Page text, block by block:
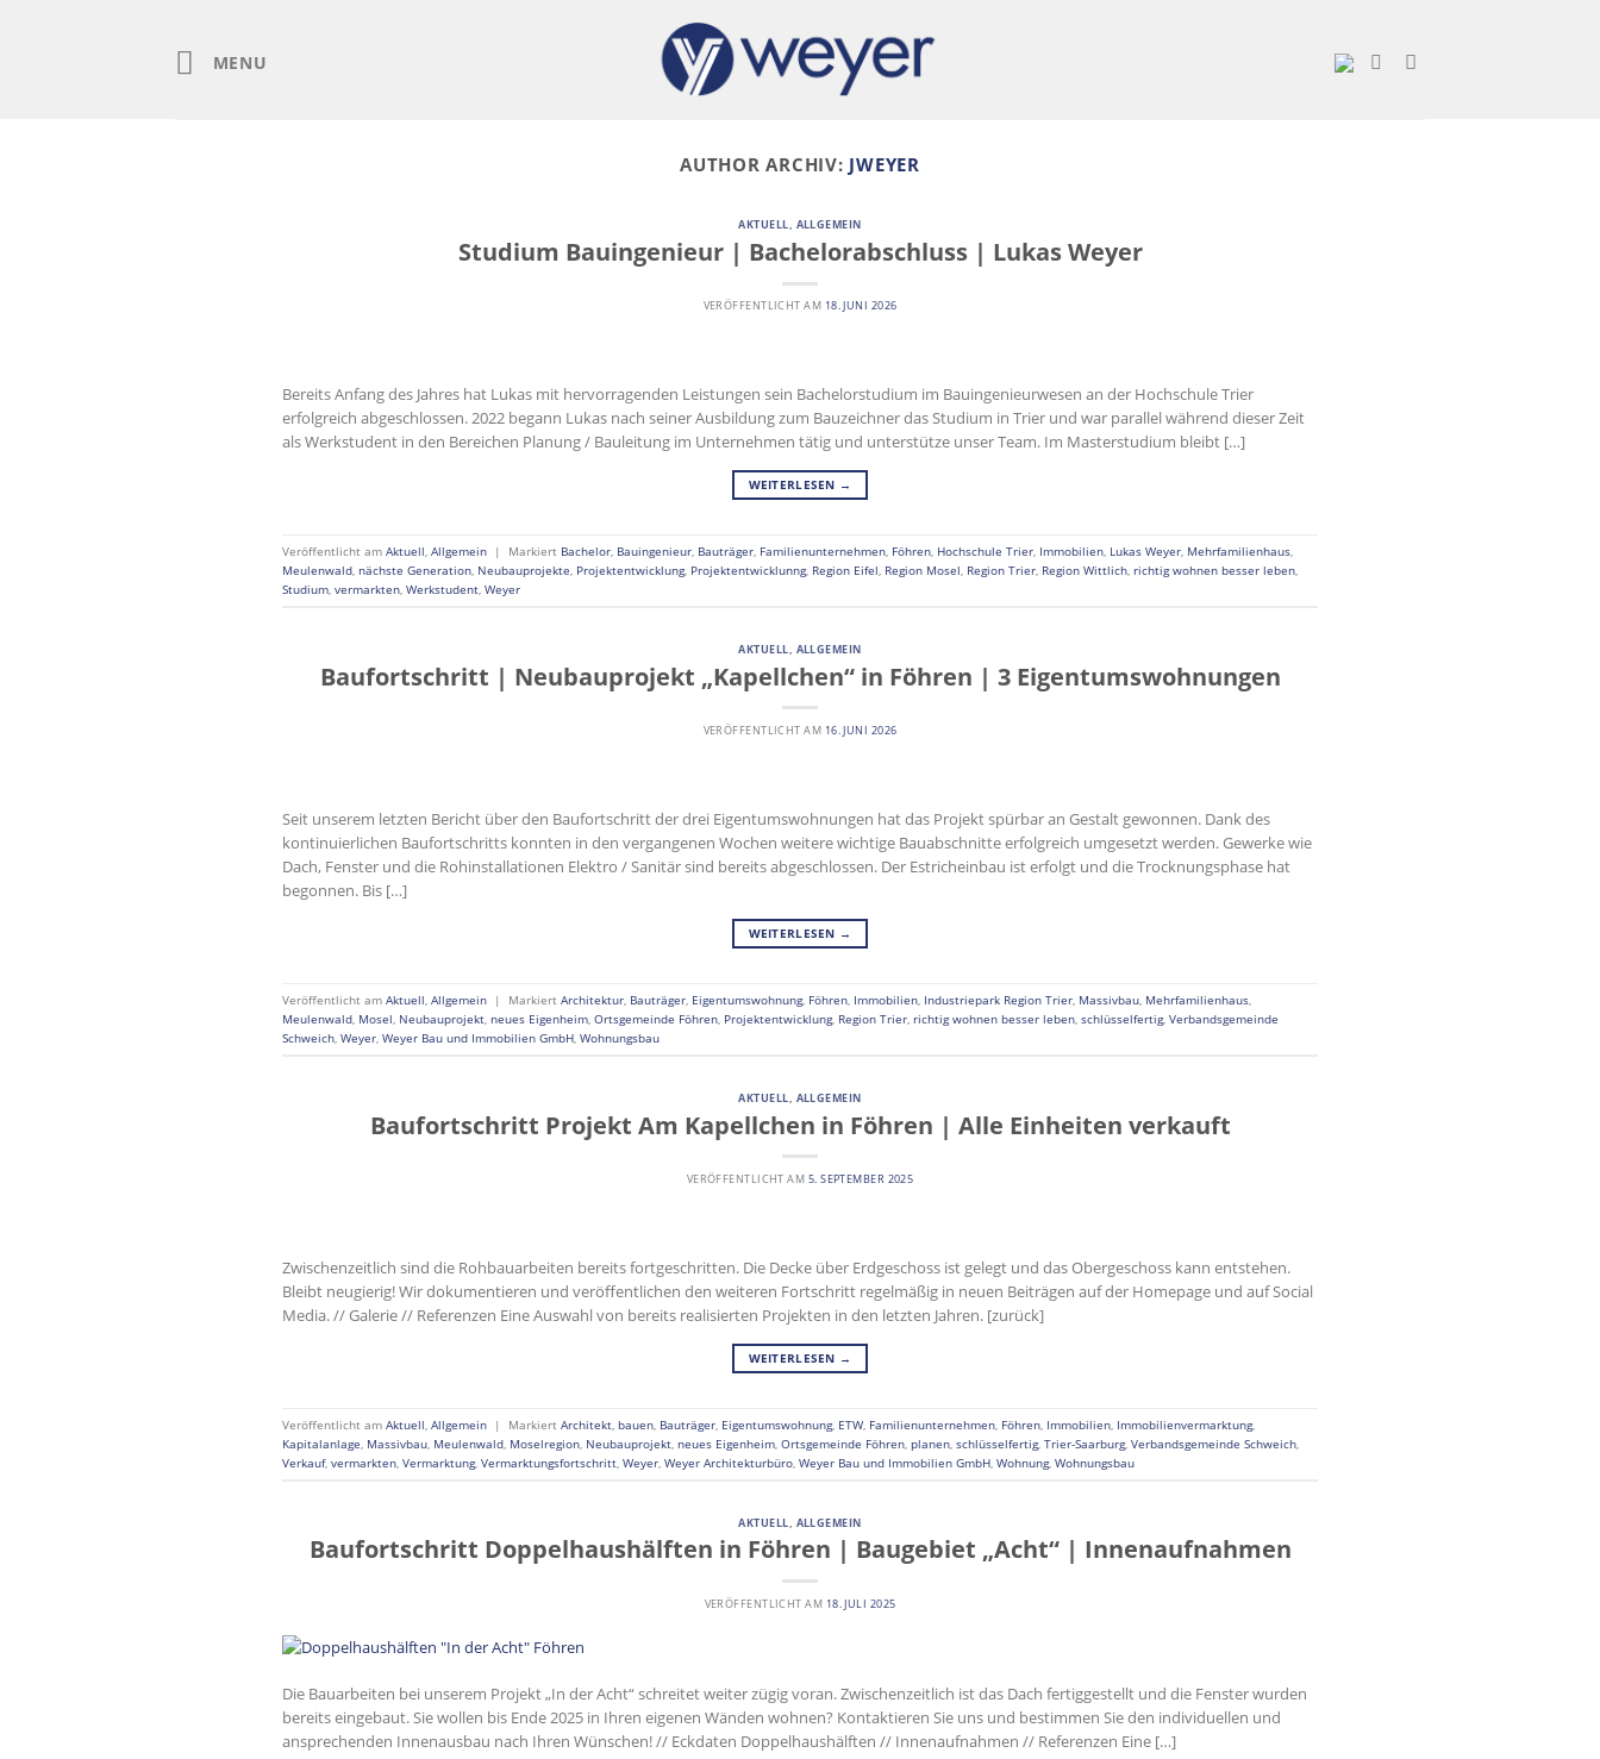
MENU
AUTHOR ARCHIV: JWEYER
AKTUELL, ALLGEMEIN
Studium Bauingenieur | Bachelorabschluss | Lukas Weyer
VERÖFFENTLICHT AM 18. JUNI 2026
Bereits Anfang des Jahres hat Lukas mit hervorragenden Leistungen sein Bachelorstudium im Bauingenieurwesen an der Hochschule Trier
erfolgreich abgeschlossen. 2022 begann Lukas nach seiner Ausbildung zum Bauzeichner das Studium in Trier und war parallel während dieser Zeit
als Werkstudent in den Bereichen Planung / Bauleitung im Unternehmen tätig und unterstütze unser Team. Im Masterstudium bleibt […]
WEITERLESEN →
Veröffentlicht am Aktuell, Allgemein | Markiert Bachelor, Bauingenieur, Bauträger, Familienunternehmen, Föhren, Hochschule Trier, Immobilien, Lukas Weyer, Mehrfamilienhaus,
Meulenwald, nächste Generation, Neubauprojekte, Projektentwicklung, Projektentwicklunng, Region Eifel, Region Mosel, Region Trier, Region Wittlich, richtig wohnen besser leben,
Studium, vermarkten, Werkstudent, Weyer
AKTUELL, ALLGEMEIN
Baufortschritt | Neubauprojekt „Kapellchen“ in Föhren | 3 Eigentumswohnungen
VERÖFFENTLICHT AM 16. JUNI 2026
Seit unserem letzten Bericht über den Baufortschritt der drei Eigentumswohnungen hat das Projekt spürbar an Gestalt gewonnen. Dank des
kontinuierlichen Baufortschritts konnten in den vergangenen Wochen weitere wichtige Bauabschnitte erfolgreich umgesetzt werden. Gewerke wie
Dach, Fenster und die Rohinstallationen Elektro / Sanitär sind bereits abgeschlossen. Der Estricheinbau ist erfolgt und die Trocknungsphase hat
begonnen. Bis […]
WEITERLESEN →
Veröffentlicht am Aktuell, Allgemein | Markiert Architektur, Bauträger, Eigentumswohnung, Föhren, Immobilien, Industriepark Region Trier, Massivbau, Mehrfamilienhaus,
Meulenwald, Mosel, Neubauprojekt, neues Eigenheim, Ortsgemeinde Föhren, Projektentwicklung, Region Trier, richtig wohnen besser leben, schlüsselfertig, Verbandsgemeinde
Schweich, Weyer, Weyer Bau und Immobilien GmbH, Wohnungsbau
AKTUELL, ALLGEMEIN
Baufortschritt Projekt Am Kapellchen in Föhren | Alle Einheiten verkauft
VERÖFFENTLICHT AM 5. SEPTEMBER 2025
Zwischenzeitlich sind die Rohbauarbeiten bereits fortgeschritten. Die Decke über Erdgeschoss ist gelegt und das Obergeschoss kann entstehen.
Bleibt neugierig! Wir dokumentieren und veröffentlichen den weiteren Fortschritt regelmäßig in neuen Beiträgen auf der Homepage und auf Social
Media. // Galerie // Referenzen Eine Auswahl von bereits realisierten Projekten in den letzten Jahren. [zurück]
WEITERLESEN →
Veröffentlicht am Aktuell Allgemein | Markiert Architekt bauen Bauträger Eigentumswohnung, ETW Familienunternehmen Föhren Immobilien Immobilienvermarktung,
Kapitalanlage Massivbau Meulenwald Moselregion Neubauprojekt neues Eigenheim Ortsgemeinde Föhren planen schlüsselfertig, Trier-Saarburg, Verbandsgemeinde Schweich
Verkauf, vermarkten Vermarktung, Vermarktungsfortschritt Weyer Weyer Architekturbüro Weyer Bau und Immobilien GmbH Wohnung, Wohnungsbau
AKTUELL, ALLGEMEIN
Baufortschritt Doppelhaushälften in Föhren | Baugebiet „Acht“ | Innenaufnahmen
VERÖFFENTLICHT AM 18. JULI 2025
Die Bauarbeiten bei unserem Projekt „In der Acht“ schreitet weiter zügig voran. Zwischenzeitlich ist das Dach fertiggestellt und die Fenster wurden
bereits eingebaut. Sie wollen bis Ende 2025 in Ihren eigenen Wänden wohnen? Kontaktieren Sie uns und bestimmen Sie den individuellen und
ansprechenden Innenausbau nach Ihren Wünschen! // Eckdaten Doppelhaushälften // Innenaufnahmen // Referenzen Eine […]